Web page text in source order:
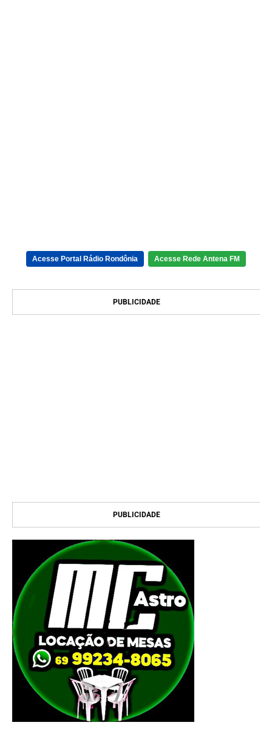
Acesse Portal Rádio Rondônia Acesse Rede Antena FM
PUBLICIDADE
PUBLICIDADE